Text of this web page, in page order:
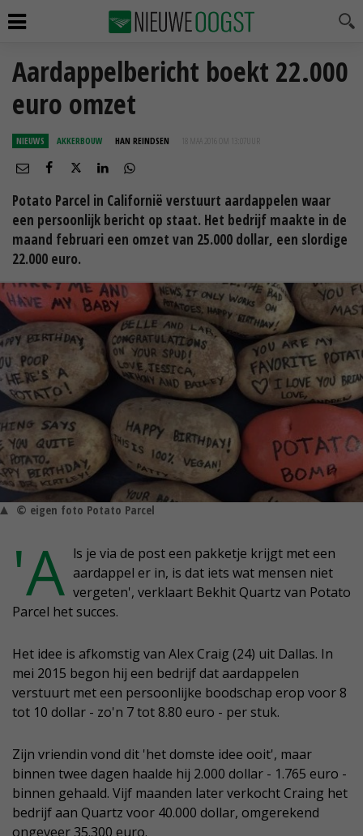
Aardappelbericht boekt 22.000
euro omzet
NIEUWS AKKERBOUW HAN REINDSEN 18 MAA 2016 OM 13:07
Potato Parcel in Californië verstuurt aardappelen waar
een persoonlijk bericht op staat. Het bedrijf maakte in de
maand februari een omzet van 25.000 dollar, een slordige
22.000 euro.
© eigen foto Potato Parcel
'A ls je via de post een pakketje krijgt met een
aardappel er in, is dat iets wat mensen niet
vergeten', verklaart Bekhit Quartz van Potato
Parcel het succes.
Het idee is afkomstig van Alex Craig (24) uit Dallas. In
mei 2015 begon hij een bedrijf dat aardappelen
verstuurt met een persoonlijke boodschap erop voor 8
tot 10 dollar - zo'n 7 tot 8.80 euro - per stuk.
Zijn vriendin vond dit 'het domste idee ooit', maar
binnen twee dagen haalde hij 2.000 dollar - 1.765 euro -
binnen gehaald. Vijf maanden later verkocht Craing het
bedrijf aan Quartz voor 40.000 dollar, omgerekend
ongeveer 35.300 euro.